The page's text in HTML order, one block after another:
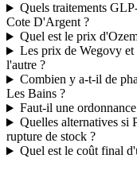
Quels traitements
Cote D'Argent ?
Quel est le prix
Les prix de Wegovy
l'autre ?
Combien y a-t-il de
Les Bains ?
Faut-il une
Quelles alternatives si
rupture de stock ?
Quel est le coût final